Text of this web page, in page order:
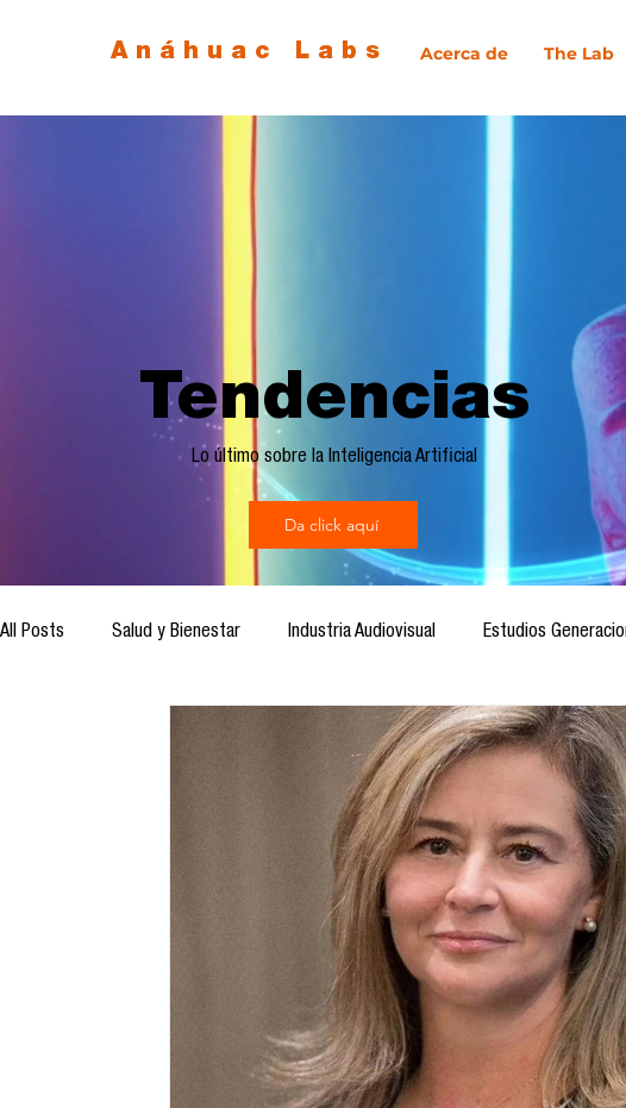
Anáhuac Labs Acerca de The Lab
Tendencias
Lo último sobre la Inteligencia Artificial
Da click aquí
All Posts Salud y Bienestar Industria Audiovisual Estudios
Comunicación y Sociedad
Investigación H&NhCL CICA/Sintaxis
Podcast Video Informes